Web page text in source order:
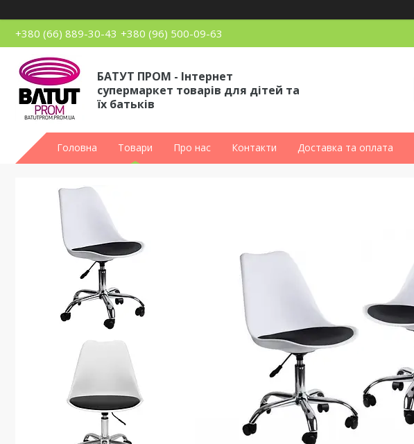
+380 (66) 889-30-43 +380 (96) 500-09-63
БАТУТ ПРОМ - Інтернет
супермаркет товарів для дітей та
їх батьків
Головна Товари Про нас Контакти Доставка та оплата